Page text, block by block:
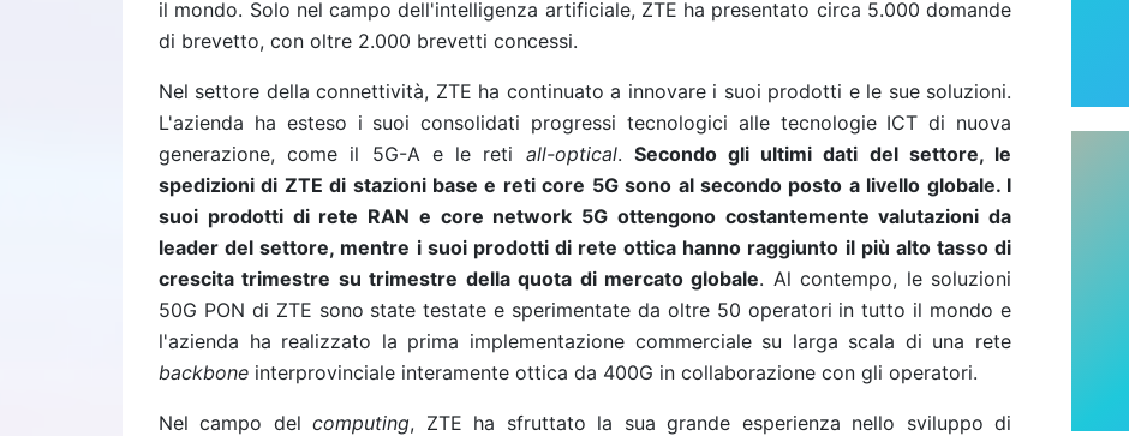
il mondo. Solo nel campo dell'intelligenza artificiale, ZTE ha presentato circa 5.000 domande
di brevetto, con oltre 2.000 brevetti concessi.
Nel settore della connettività, ZTE ha continuato a innovare i suoi prodotti e le sue soluzioni.
L'azienda ha esteso i suoi consolidati progressi tecnologici alle tecnologie ICT di nuova
generazione, come il 5G-A e le reti all-optical. Secondo gli ultimi dati del settore, le
spedizioni di ZTE di stazioni base e reti core 5G sono al secondo posto a livello globale. I
suoi prodotti di rete RAN e core network 5G ottengono costantemente valutazioni da
leader del settore, mentre i suoi prodotti di rete ottica hanno raggiunto il più alto tasso di
crescita trimestre su trimestre della quota di mercato globale. Al contempo, le soluzioni
50G PON di ZTE sono state testate e sperimentate da oltre 50 operatori in tutto il mondo e
l'azienda ha realizzato la prima implementazione commerciale su larga scala di una rete
backbone interprovinciale interamente ottica da 400G in collaborazione con gli operatori.
Nel campo del computing, ZTE ha sfruttato la sua grande esperienza nello sviluppo di